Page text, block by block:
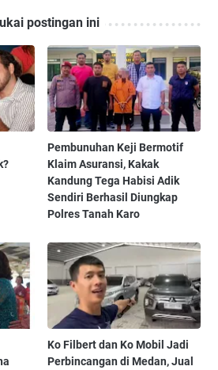
postingan ini
Pembunuhan Keji Bermotif
Klaim Asuransi, Kakak
Kandung Tega Habisi Adik
Sendiri Berhasil Diungkap
Polres Tanah Karo
Ko Filbert dan Ko Mobil Jadi
Perbincangan di Medan, Jual